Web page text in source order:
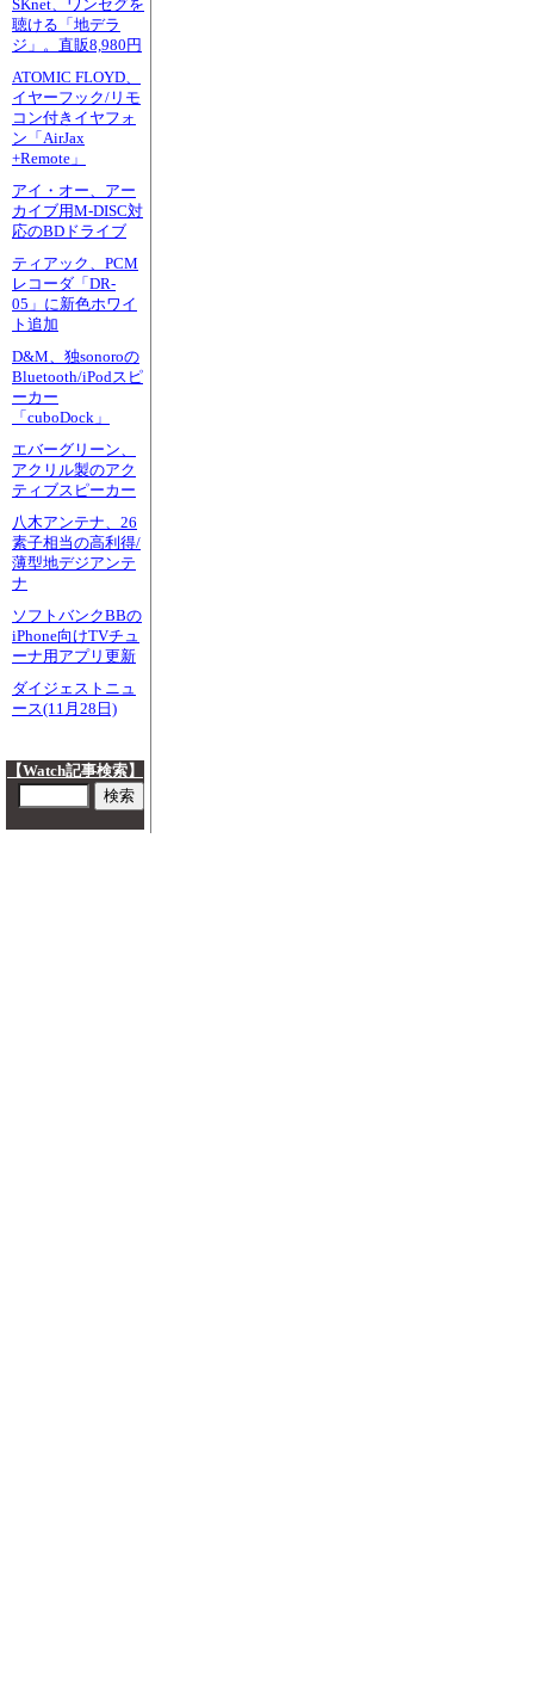
SKnet、ワンセグを
聴ける「地デラ
ジ」。直販8,980円
ATOMIC FLOYD、
イヤーフック/リモ
コン付きイヤフォ
ン「AirJax
+Remote」
アイ・オー、アー
カイブ用M-DISC対
応のBDドライブ
ティアック、PCM
レコーダ「DR-
05」に新色ホワイ
ト追加
D&M、独sonoroの
Bluetooth/iPodスピ
ーカー
「cuboDock」
エバーグリーン、
アクリル製のアク
ティブスピーカー
八木アンテナ、26
素子相当の高利得/
薄型地デジアンテ
ナ
ソフトバンクBBの
iPhone向けTVチュ
ーナ用アプリ更新
ダイジェストニュ
ース(11月28日)
【Watch記事検索】